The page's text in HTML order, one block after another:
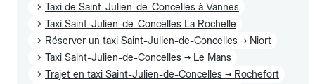
Taxi de Saint-Julien-de-Concelles à Vannes
Taxi Saint-Julien-de-Concelles La Rochelle
Réserver un taxi Saint-Julien-de-Concelles → Niort
Taxi Saint-Julien-de-Concelles → Le Mans
Trajet en taxi Saint-Julien-de-Concelles → Rochefort